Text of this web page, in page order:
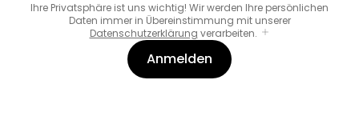
Ihre Privatsphäre ist uns wichtig! Wir werden Ihre persönlichen
Daten immer in Übereinstimmung mit unserer
Datenschutzerklärung verarbeiten.
Anmelden